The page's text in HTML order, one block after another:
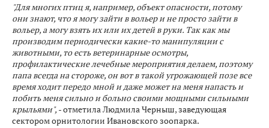
"Для многих птиц я, например, объект опасности, потому
они знают, что я могу зайти в вольер и не просто зайти в
вольер, а могу взять их или их детей в руки. Так как мы
производим периодически какие-то манипуляции с
животными, то есть ветеринарные осмотры,
профилактические лечебные мероприятия делаем, поэтому
папа всегда на стороже, он вот в такой угрожающей позе все
время ходит передо мной и даже может на меня напасть и
побить меня сильно и больно своими мощными сильными
крыльями", - отметила Людмила Черныш, заведующая
сектором орнитологии Ивановского зоопарка.